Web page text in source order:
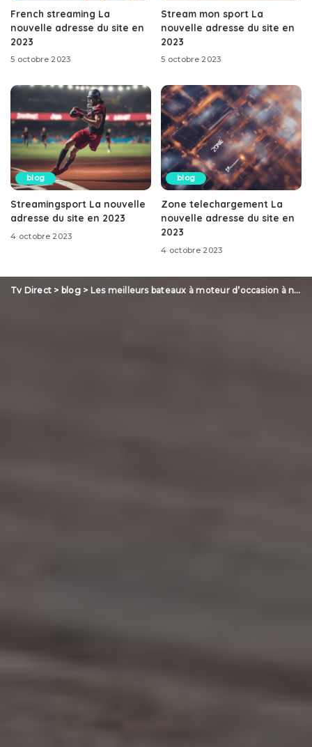
French streaming La
nouvelle adresse du site en
2023
5 octobre 2023
Stream mon sport La
nouvelle adresse du site en
2023
5 octobre 2023
blog
Streamingsport La nouvelle
adresse du site en 2023
4 octobre 2023
blog
Zone telechargement La
nouvelle adresse du site en
2023
4 octobre 2023
Tv Direct > blog> Les meilleurs bateaux à moteur d’occasion à ne pas rater !